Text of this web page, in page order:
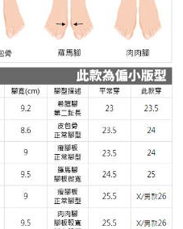
資訊註冊。若發現惡意使用之情形，
之使用額度並採取法律行動。